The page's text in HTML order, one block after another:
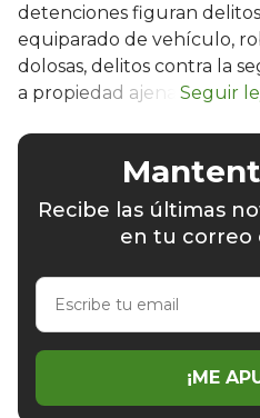
detenciones figuran
equiparado de vehículo,
dolosas, delitos contra la
a propiedad ajena.
Recibe las últimas
en tu correo
Escribe
email
¡ME